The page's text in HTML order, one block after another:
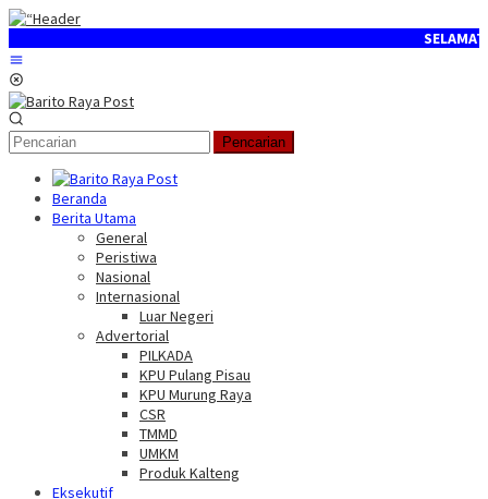
Loncat
konten
SELAMAT
Pencarian
Beranda
Berita Utama
General
Peristiwa
Nasional
Internasional
Luar Negeri
Advertorial
PILKADA
KPU Pulang Pisau
KPU Murung Raya
CSR
TMMD
UMKM
Produk Kalteng
Eksekutif